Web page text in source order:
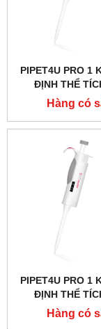
PIPET4U PRO 1
ĐỊNH THỂ
MICROLIT
ĐỨC
Hàng có
PIPET4U PRO 1
ĐỊNH THỂ
MICROLIT
ĐỨC
Hàng có